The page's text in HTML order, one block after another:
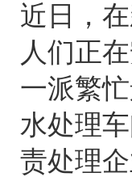
近日，
人们正
一派繁忙
水处理
责处理